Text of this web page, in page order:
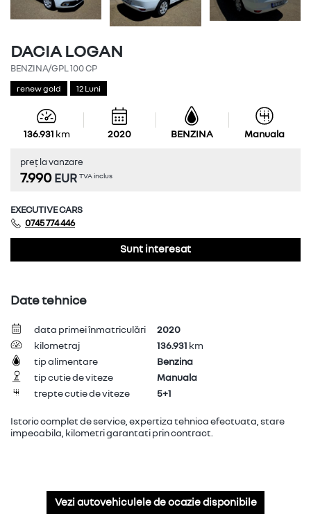
DACIA LOGAN
BENZINA/GPL 100 CP
renew gold 12 Luni
136.931 2020 BENZINA Manuala
preț la vanzare
7.990EUR TVA inclus
EXECUTIVE CARS
0745 774 446
Sunt interesat
Rezumat
BENZINA
Manuala
7.990 TVA inclus
Date tehnice
data primei înmatriculări
2020
kilometraj
136.931 km
tip alimentare
Benzina
tip cutie de viteze
Manuala
trepte cutie de viteze
5+1
Istoric complet de service, expertiza tehnica efectuata, stare
impecabila, kilometri garantati prin contract.
Vezi autovehiculele de ocazie disponibile